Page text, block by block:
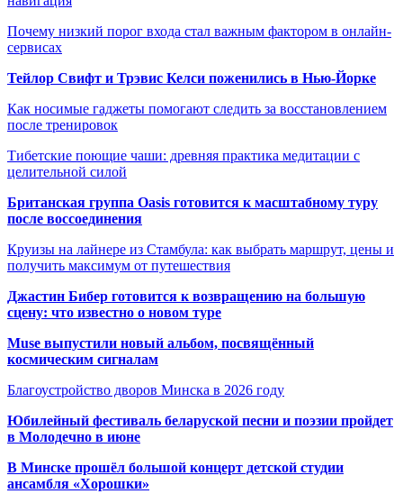
Почему низкий порог входа стал важным фактором в онлайн-
сервисах
Тейлор Свифт и Трэвис Келси поженились в Нью-Йорке
Как носимые гаджеты помогают следить за восстановлением
после тренировок
Тибетские поющие чаши: древняя практика медитации с
целительной силой
Британская группа Oasis готовится к масштабному туру
после воссоединения
Круизы на лайнере из Стамбула: как выбрать маршрут, цены и
получить максимум от путешествия
Джастин Бибер готовится к возвращению на большую
сцену: что известно о новом туре
Muse выпустили новый альбом, посвящённый
космическим сигналам
Благоустройство дворов Минска в 2026 году
Юбилейный фестиваль беларуской песни и поэзии пройдет
в Молодечно в июне
В Минске прошёл большой концерт детской студии
ансамбля «Хорошки»